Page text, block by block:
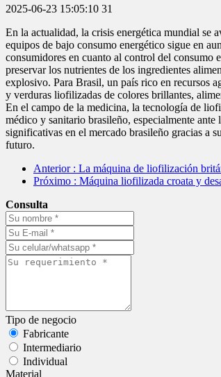
2025-06-23 15:05:10 31
En la actualidad, la crisis energética mundial se
equipos de bajo consumo energético sigue en
consumidores en cuanto al control del consumo
preservar los nutrientes de los ingredientes
explosivo. Para Brasil, un país rico en recursos
y verduras liofilizadas de colores brillantes,
En el campo de la medicina, la tecnología de
médico y sanitario brasileño, especialmente
significativas en el mercado brasileño gracias a
futuro.
Anterior : La máquina de liofilización
Próximo : Máquina liofilizada croata y
Consulta
Tipo de negocio
Fabricante
Intermediario
Individual
Material